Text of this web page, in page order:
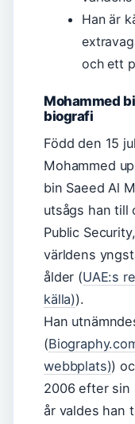
Han är
och ett
Mohammed
biografi
Född den 15
Mohammed
bin Saeed Al
utsågs han till
Public
världens
ålder (UAE:s
källa)).
Han
(
webbplats))
2006 efter sin
år valdes han